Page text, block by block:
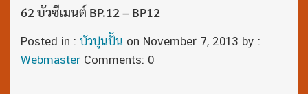
62 บัวซีเมนต์ BP.12 – BP12
Posted in : บัวปูนปั้น on November 7, 2013 by :
Webmaster Comments: 0